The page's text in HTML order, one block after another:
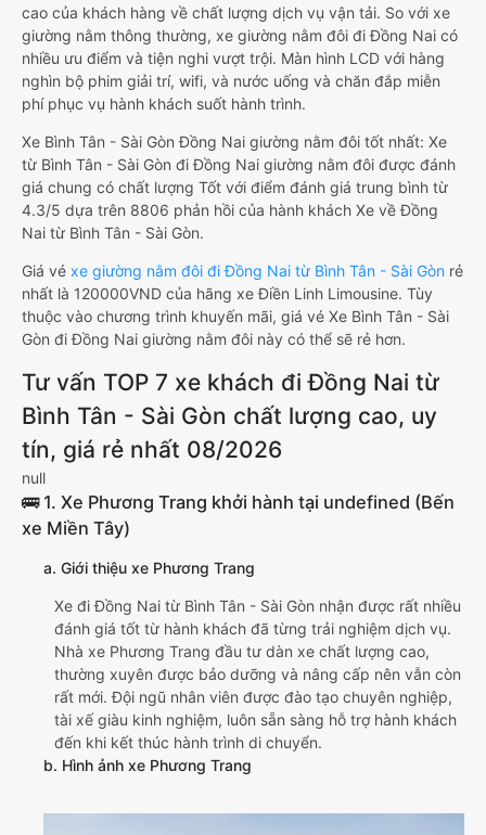
cao của khách hàng về chất lượng dịch vụ vận tải. So với xe
giường nằm thông thường, xe giường nằm đôi đi Đồng Nai có
nhiều ưu điểm và tiện nghi vượt trội. Màn hình LCD với hàng
nghìn bộ phim giải trí, wifi, và nước uống và chăn đắp miễn
phí phục vụ hành khách suốt hành trình.
Xe Bình Tân - Sài Gòn Đồng Nai giường nằm đôi tốt nhất: Xe
từ Bình Tân - Sài Gòn đi Đồng Nai giường nằm đôi được đánh
giá chung có chất lượng Tốt với điểm đánh giá trung bình từ
4.3/5 dựa trên 8806 phản hồi của hành khách Xe về Đồng
Nai từ Bình Tân - Sài Gòn.
Giá vé xe giường nằm đôi đi Đồng Nai từ Bình Tân - Sài Gòn rẻ
nhất là 120000VND của hãng xe Điền Linh Limousine. Tùy
thuộc vào chương trình khuyến mãi, giá vé Xe Bình Tân - Sài
Gòn đi Đồng Nai giường nằm đôi này có thể sẽ rẻ hơn.
Tư vấn TOP 7 xe khách đi Đồng Nai từ
Bình Tân - Sài Gòn chất lượng cao, uy
tín, giá rẻ nhất 08/2026
null
🚌 1. Xe Phương Trang khởi hành tại undefined (Bến
xe Miền Tây)
a. Giới thiệu xe Phương Trang
Xe đi Đồng Nai từ Bình Tân - Sài Gòn nhận được rất nhiều
đánh giá tốt từ hành khách đã từng trải nghiệm dịch vụ.
Nhà xe Phương Trang đầu tư dàn xe chất lượng cao,
thường xuyên được bảo dưỡng và nâng cấp nên vẫn còn
rất mới. Đội ngũ nhân viên được đào tạo chuyên nghiệp,
tài xế giàu kinh nghiệm, luôn sẵn sàng hỗ trợ hành khách
đến khi kết thúc hành trình di chuyển.
b. Hình ảnh xe Phương Trang